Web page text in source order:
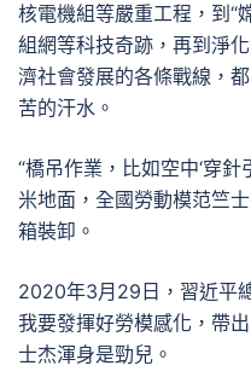
核電機組等嚴重工程，到“
組網等科技奇跡，再到淨
濟社會發展的各條戰線，
苦的汗水。
“橋吊作業，比如空中‘穿
米地面，全國勞動模范竺
箱裝卸。
2020年3月29日，習近平
我要發揮好勞模感化，帶
士杰渾身是勁兒。